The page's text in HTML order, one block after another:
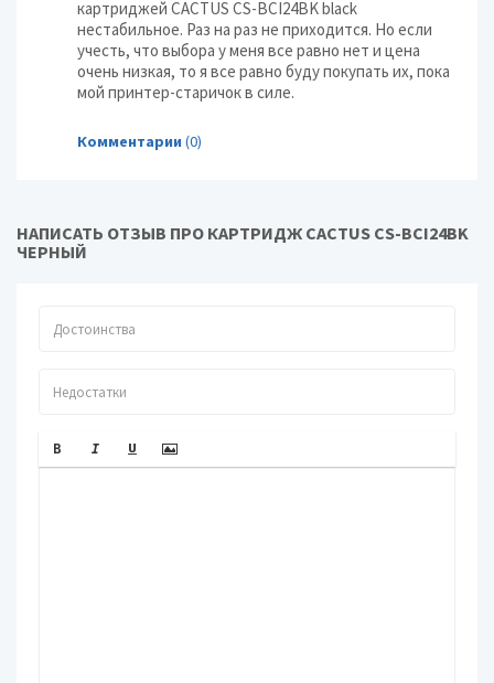
картриджей CACTUS CS-BCI24BK black
нестабильное. Раз на раз не приходится. Но если
учесть, что выбора у меня все равно нет и цена
очень низкая, то я все равно буду покупать их, пока
мой принтер-старичок в силе.
Комментарии (0)
НАПИСАТЬ ОТЗЫВ ПРО КАРТРИДЖ CACTUS CS-BCI24BK
ЧЕРНЫЙ